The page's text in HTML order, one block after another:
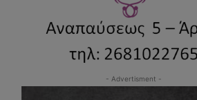
- Advertisment -